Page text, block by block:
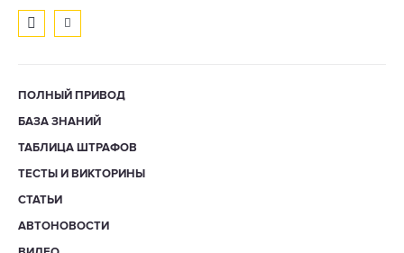
ПОЛНЫЙ ПРИВОД
БАЗА ЗНАНИЙ
ТАБЛИЦА ШТРАФОВ
ТЕСТЫ И ВИКТОРИНЫ
СТАТЬИ
АВТОНОВОСТИ